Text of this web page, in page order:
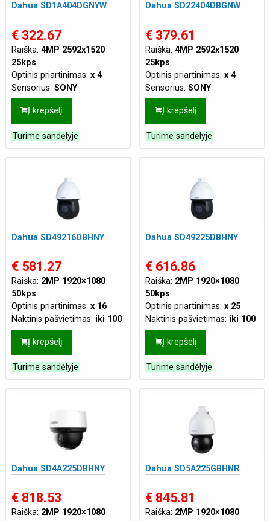
Dahua SD1A404DGNYW
€ 322.67
Raiška: 4MP 2592x1520
25kps
Optinis priartinimas: x 4
Sensorius: SONY
Naktinis pašvietimas:
Maitinimas:DC 12V 2A
Į krepšelį
Turime sandėlyje
Dahua SD22404DBGNW
€ 379.61
Raiška:4MP 2592x1520
25kps
Optinis priartinimas:x 4
Sensorius:SONY
Naktinis pašvietimas:
Atsparumas:Tinka lauko
sąlygoms
Tinklo jungtis:WIFI
Į krepšelį
Turime sandėlyje
Dahua SD49216DBHNY
€ 581.27
Raiška: 2MP 1920×1080
50kps
Optinis priartinimas: x 16
Naktinis pašvietimas: iki 100
m
Tinklo jungtis:
Maitinimas:DC 12V 3A
PoE(802.3af 48 VDC)
Į krepšelį
Turime sandėlyje
Dahua SD49225DBHNY
€ 616.86
Raiška: 2MP 1920×1080
50kps
Optinis priartinimas:x 25
Naktinis pašvietimas: iki 100
m
Tinklo jungtis:
Maitinimas:DC 12V 3A
PoE(802.3af 48 VDC)
Į krepšelį
Turime sandėlyje
Dahua SD4A225DBHNY
€ 818.53
Raiška: 2MP 1920×1080
Dahua SD5A225GBHNR
€ 845.81
Raiška: 2MP 1920×1080